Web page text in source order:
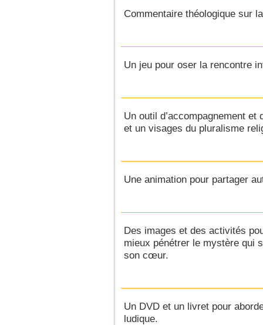
Commentaire théologique sur
Un jeu pour oser la rencontre
Un outil d’accompagnement
et un visages du pluralisme
Une animation pour partager
Des images et des activités
mieux pénétrer le mystère qui
son cœur.
Un DVD et un livret pour
ludique.